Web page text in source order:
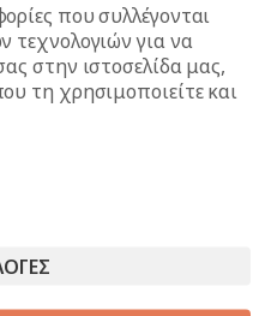
ΕΠΙΣΗΜΟΣ
που συλλέγονται
τεχνολογιών για να
στην ιστοσελίδα μας,
τη χρησιμοποιείτε και